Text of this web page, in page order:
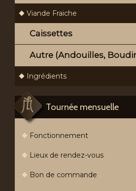
Viande Fraiche
Caissettes
Autre (Andouilles,
Ingrédients
Tournée mensuelle
Fonctionnement
Lieux de rendez-vous
Bon de commande